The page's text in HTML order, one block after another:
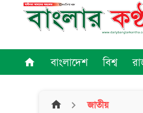
home বাংলাদেশ বিশ্ব
home জাতীয়